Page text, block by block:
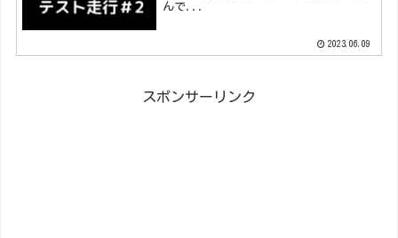
んで...
2023.06.09
スポンサーリンク